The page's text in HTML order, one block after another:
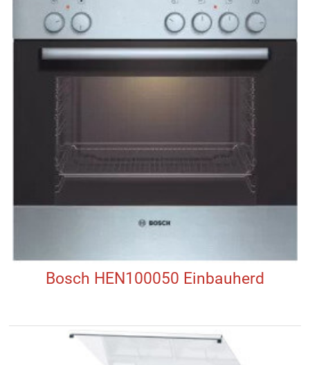
Bosch HEN100050 Einbauherd